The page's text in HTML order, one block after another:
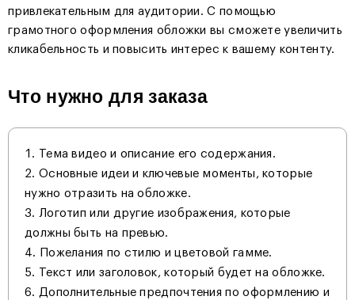
привлекательным для аудитории. С помощью
грамотного оформления обложки вы сможете увеличить
кликабельность и повысить интерес к вашему контенту.
Что нужно для заказа
Тема видео и описание его содержания.
Основные идеи и ключевые моменты, которые
нужно отразить на обложке.
Логотип или другие изображения, которые
должны быть на превью.
Пожелания по стилю и цветовой гамме.
Текст или заголовок, который будет на обложке.
Дополнительные предпочтения по оформлению и